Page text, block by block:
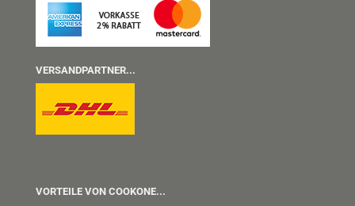
VERSANDPARTNER...
VORTEILE VON COOKONE...